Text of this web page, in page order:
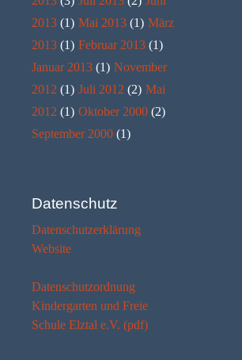
2013 (1) Mai 2013 (1) März
2013 (1) Februar 2013 (1)
Januar 2013 (1) November
2012 (1) Juli 2012 (2) Mai
2012 (1) Oktober 2000 (2)
September 2000 (1)
Datenschutz
Datenschutzerklärung
Website
Datenschutzordnung
Kindergarten und Freie
Schule Elztal e.V. (pdf)